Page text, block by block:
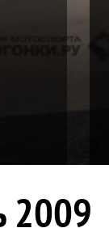
2009